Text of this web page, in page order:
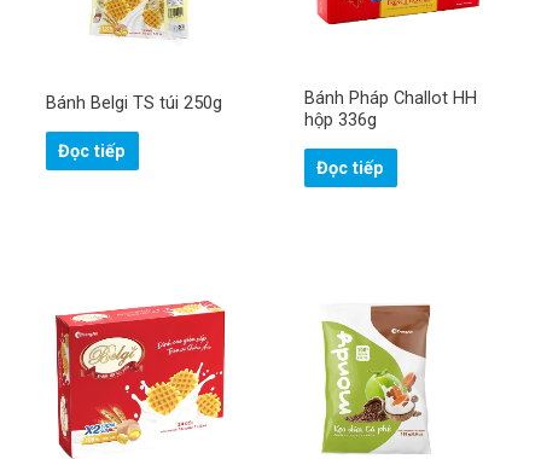
Bánh Belgi TS túi 250g
Đọc tiếp
Bánh Pháp Challot HH
hộp 336g
Đọc tiếp